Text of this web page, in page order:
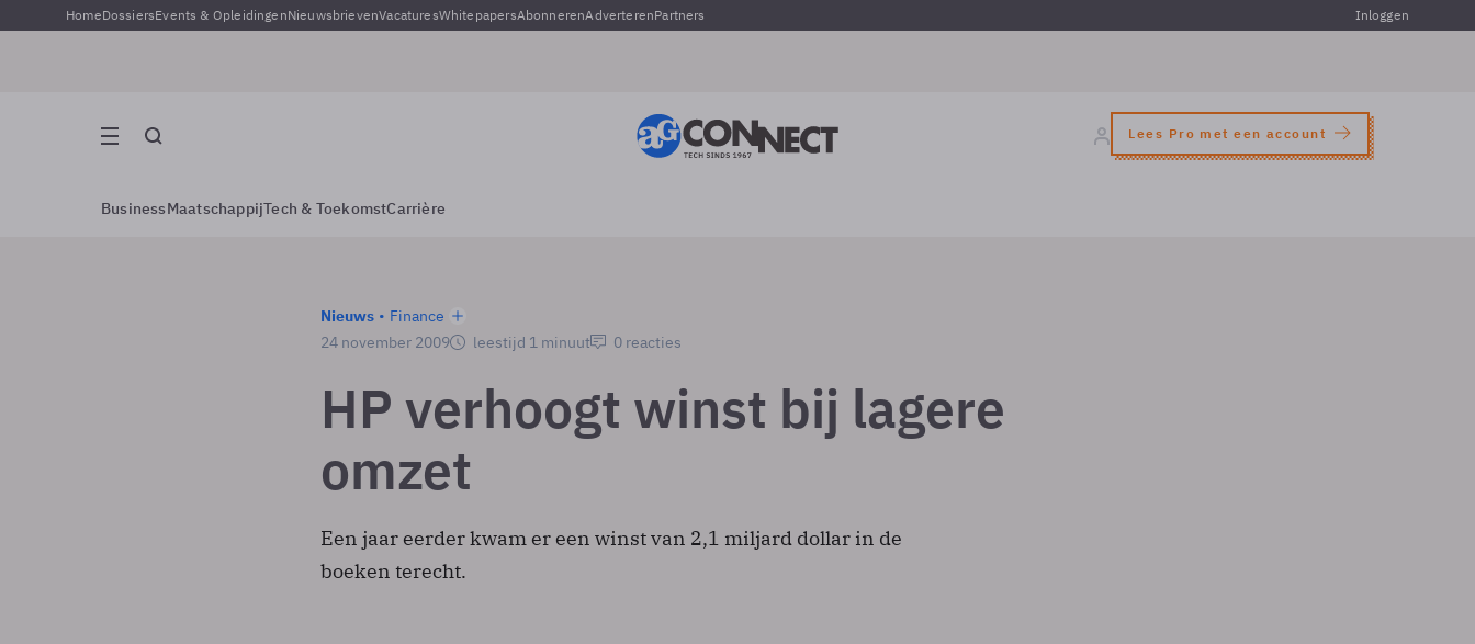
HomeDossiersEvents & OpleidingenNieuwsbrievenVacaturesWhitepapersAbonnerenAdverterenPartners Inloggen
Lees Pro met een account
BusinessMaatschappijTech & ToekomstCarrière
Nieuws
Finance
24 november 2009
leestijd 1 minuut 0 reacties
HP verhoogt winst bij lagere
omzet
Een jaar eerder kwam er een winst van 2,1 miljard dollar in de
boeken terecht.